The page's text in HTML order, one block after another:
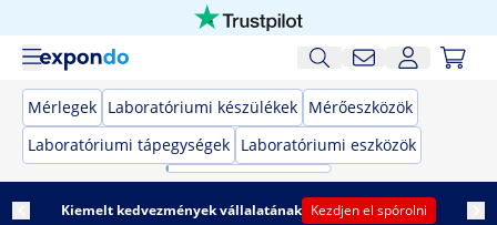
Mérlegek Laboratóriumi készülékek Mérőeszközök
Laboratóriumi tápegységek Laboratóriumi eszközök
Kiemelt kedvezmények vállalatának Kezdjen el spórolni